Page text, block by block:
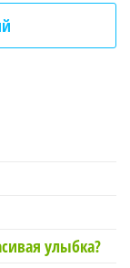
улыбка?